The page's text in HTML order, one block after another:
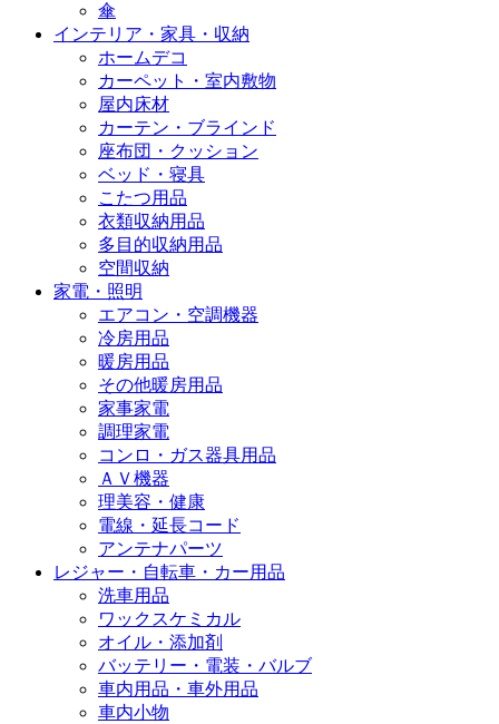
傘
インテリア・家具・収納
ホームデコ
カーペット・室内敷物
屋内床材
カーテン・ブラインド
座布団・クッション
ベッド・寝具
こたつ用品
衣類収納用品
多目的収納用品
空間収納
家電・照明
エアコン・空調機器
冷房用品
暖房用品
その他暖房用品
家事家電
調理家電
コンロ・ガス器具用品
ＡＶ機器
理美容・健康
電線・延長コード
アンテナパーツ
レジャー・自転車・カー用品
洗車用品
ワックスケミカル
オイル・添加剤
バッテリー・電装・バルブ
車内用品・車外用品
車内小物